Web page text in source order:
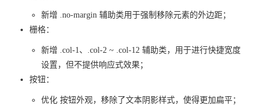
新增 .no-margin 辅助类用于强制移除元素的外边距；
栅格：
新增 .col-1、.col-2 ~ .col-12 辅助类，用于进行快捷宽度
设置，但不提供响应式效果；
按钮：
优化 按钮外观，移除了文本阴影样式，使得更加扁平；